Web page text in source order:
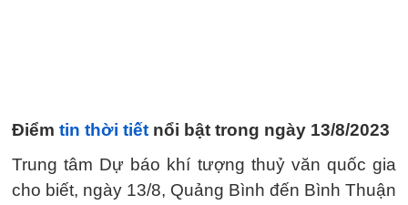
Điểm tin thời tiết nổi bật trong ngày 13/8/2023
Trung tâm Dự báo khí tượng thuỷ văn quốc gia
cho biết, ngày 13/8, Quảng Bình đến Bình Thuận